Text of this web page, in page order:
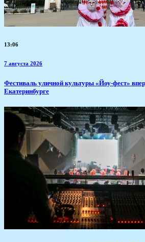
13:06
7 августа 2026
​Фестиваль уличной культуры «Йоу-фест»
Екатеринбурге